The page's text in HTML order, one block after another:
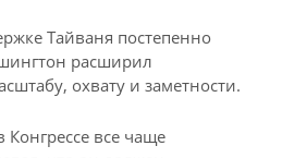
Тайваня постепенно
расширил
охвату и заметности.
все чаще